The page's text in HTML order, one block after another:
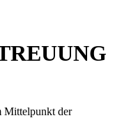
Mittelpunkt der